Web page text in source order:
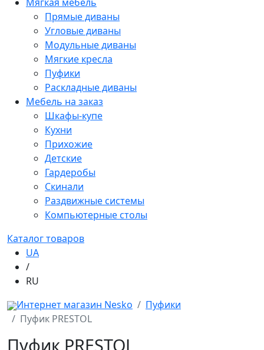
Прямые диваны
Угловые диваны
Модульные диваны
Мягкие кресла
Пуфики
Раскладные диваны
Мебель на заказ
Шкафы-купе
Кухни
Прихожие
Детские
Гардеробы
Скинали
Раздвижные системы
Компьютерные столы
Каталог товаров
UA
/
RU
Интернет магазин Nesko
Пуфики
Пуфик PRESTOL
Пуфик PRESTOL